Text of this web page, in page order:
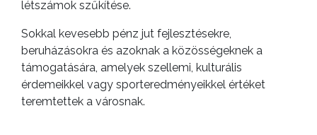
létszámok szűkítése.
Sokkal kevesebb pénz jut fejlesztésekre,
beruházásokra és azoknak a közösségeknek a
támogatására, amelyek szellemi, kulturális
érdemeikkel vagy sporteredményeikkel értéket
teremtettek a városnak.